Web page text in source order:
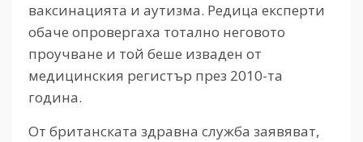
ваксинацията и аутизма. Редица експерти
обаче опровергаха тотално неговото
проучване и той беше изваден от
медицинския регистър през 2010-та
година.
От британската здравна служба заявяват,